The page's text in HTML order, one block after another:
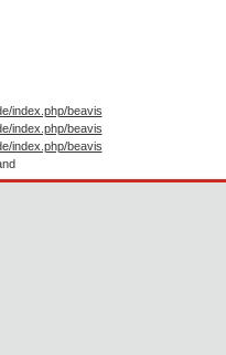
index.php/beavis
index.php/beavis
index.php/beavis